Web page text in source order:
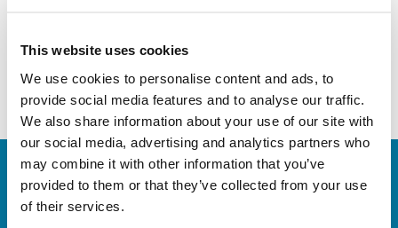
This website uses cookies
We use cookies to personalise content and ads, to
provide social media features and to analyse our traffic.
We also share information about your use of our site with
our social media, advertising and analytics partners who
may combine it with other information that you’ve
provided to them or that they’ve collected from your use
of their services.
Vegye fel velünk a kapcsolatot
Szeretne többet tudni? Kérjük, vegye fel velünk a
kapcsolatot